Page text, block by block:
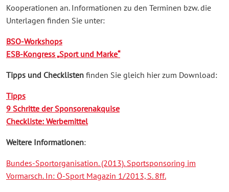
Kooperationen an. Informationen zu den Terminen bzw. die
Unterlagen finden Sie unter:
BSO-Workshops
ESB-Kongress „Sport und Marke“
Tipps und Checklisten finden Sie gleich hier zum Download:
Tipps
9 Schritte der Sponsorenakquise
Checkliste: Werbemittel
Weitere Informationen:
Bundes-Sportorganisation. (2013). Sportsponsoring im
Vormarsch. In: Ö-Sport Magazin 1/2013, S. 8ff.